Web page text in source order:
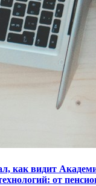
как видит
от